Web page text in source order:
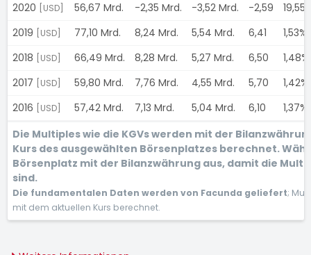
2020
[USD] 56,67 Mrd. -2,35 Mrd. -3,52 Mrd. -2,59
2019
[USD] 77,10 Mrd. 8,24 Mrd. 5,54 Mrd. 6,41
1,53%
2018
[USD] 66,49 Mrd. 8,28 Mrd. 5,27 Mrd. 6,50
1,48%
2017
[USD] 59,80 Mrd. 7,76 Mrd. 4,55 Mrd. 5,70
1,42%
2016
[USD] 57,42 Mrd. 7,13 Mrd. 5,04 Mrd. 6,10
1,37%
Die Multiples wie die KGVs werden mit der
Kurs des ausgewählten Börsenplatzes berechnet.
Börsenplatz mit der Bilanzwährung aus, damit die
sind.
Die fundamentalen Daten werden von Facunda geliefert;
mit dem aktuellen Kurs berechnet.